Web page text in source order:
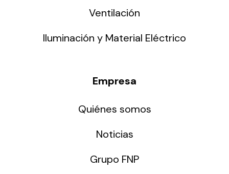
Ventilación
Iluminación y Material Eléctrico
Empresa
Quiénes somos
Noticias
Grupo FNP